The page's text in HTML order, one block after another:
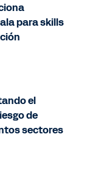
para skills
el
de
sectores